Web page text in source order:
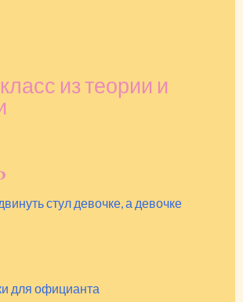
из теории и
стул девочке, а девочке
для официанта